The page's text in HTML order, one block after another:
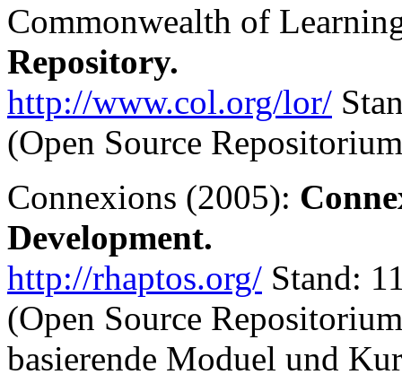
Commonwealth of
Repository.
http://www.col.org/lor/
(Open Source
Connexions (2005):
Development.
http://rhaptos.org/ Stand:
(Open Source
basierende Moduel und